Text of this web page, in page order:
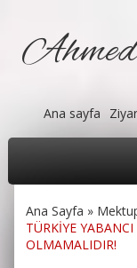
Ana sayfa
Ana Sayfa »
TÜRKİYE
OLMAMALIDIR!